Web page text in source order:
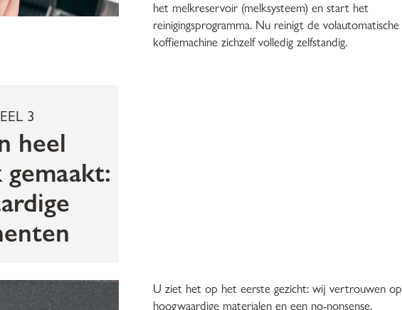
het melkreservoir (melksysteem) en start het
reinigingsprogramma. Nu reinigt de volautomatische
koffiemachine zichzelf volledig zelfstandig.
3
heel
U ziet het op het eerste gezicht: wij vertrouwen op
hoogwaardige materialen en een no-nonsense,